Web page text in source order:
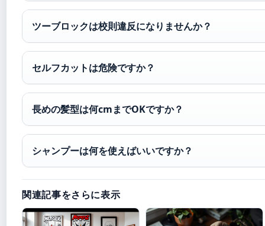
ツーブロックは校則違反になりませんか？
セルフカットは危険ですか？
長めの髪型は何cmまでOKですか？
シャンプーは何を使えばいいですか？
関連記事をさらに表示